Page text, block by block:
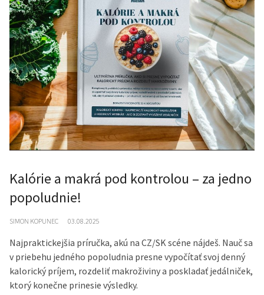
Kalórie a makrá pod kontrolou – za jedno
popoludnie!
SIMON KOPUNEC 03.08.2025
Najpraktickejšia príručka, akú na CZ/SK scéne nájdeš. Nauč sa
v priebehu jedného popoludnia presne vypočítať svoj denný
kalorický príjem, rozdeliť makroživiny a poskladať jedálniček,
ktorý konečne prinesie výsledky.